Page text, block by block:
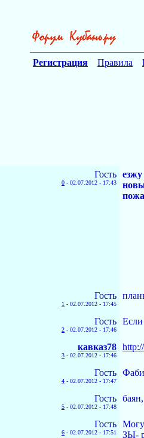
Регистрация Правила
Гость
0 - 02.07.2012 - 17:43
Гость
1 - 02.07.2012 - 17:45
Гость
2 - 02.07.2012 - 17:46
Если
кавказ78
3 - 02.07.2012 - 17:46
Гость
4 - 02.07.2012 - 17:47
Гость
5 - 02.07.2012 - 17:48
Гость
6 - 02.07.2012 - 17:51
ЗЫ-